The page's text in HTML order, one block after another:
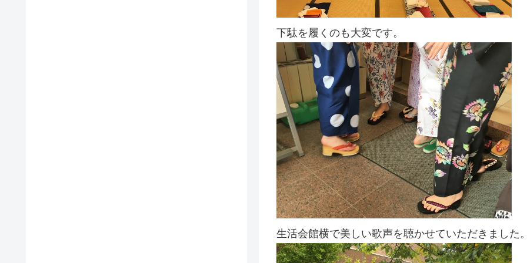
下駄を履くのも大変です。
生活会館横で美しい歌声を聴かせていただきました